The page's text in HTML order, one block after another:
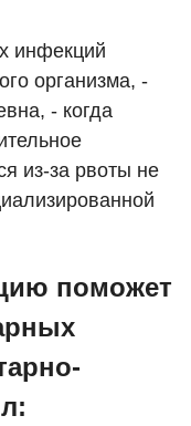
инфекций
организма, -
- когда
из-за рвоты не
поможет